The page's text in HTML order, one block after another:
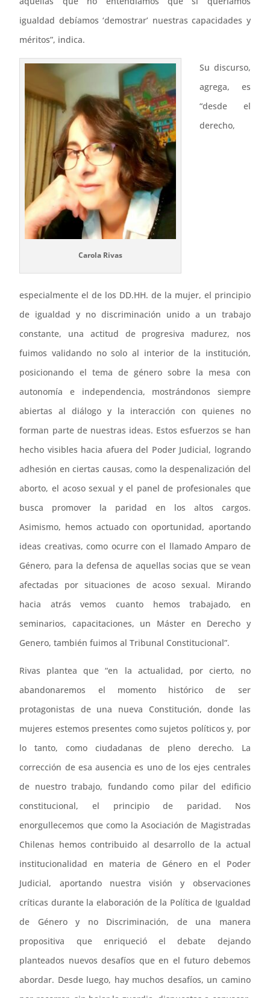
igualdad debíamos ‘demostrar’ nuestras capacidades y
méritos”, indica.
Carola Rivas
Su discurso,
agrega, es
“desde el
derecho,
especialmente el de los DD.HH. de la mujer, el principio
de igualdad y no discriminación unido a un trabajo
constante, una actitud de progresiva madurez, nos
fuimos validando no solo al interior de la institución,
posicionando el tema de género sobre la mesa con
autonomía e independencia, mostrándonos siempre
abiertas al diálogo y la interacción con quienes no
forman parte de nuestras ideas. Estos esfuerzos se han
hecho visibles hacia afuera del Poder Judicial, logrando
adhesión en ciertas causas, como la despenalización del
aborto, el acoso sexual y el panel de profesionales que
busca promover la paridad en los altos cargos.
Asimismo, hemos actuado con oportunidad, aportando
ideas creativas, como ocurre con el llamado Amparo de
Género, para la defensa de aquellas socias que se vean
afectadas por situaciones de acoso sexual. Mirando
hacia atrás vemos cuanto hemos trabajado, en
seminarios, capacitaciones, un Máster en Derecho y
Genero, también fuimos al Tribunal Constitucional”.
Rivas plantea que “en la actualidad, por cierto, no
abandonaremos el momento histórico de ser
protagonistas de una nueva Constitución, donde las
mujeres estemos presentes como sujetos políticos y, por
lo tanto, como ciudadanas de pleno derecho. La
corrección de esa ausencia es uno de los ejes centrales
de nuestro trabajo, fundando como pilar del edificio
constitucional, el principio de paridad. Nos
enorgullecemos que como la Asociación de Magistradas
Chilenas hemos contribuido al desarrollo de la actual
institucionalidad en materia de Género en el Poder
Judicial, aportando nuestra visión y observaciones
críticas durante la elaboración de la Política de Igualdad
de Género y no Discriminación, de una manera
propositiva que enriqueció el debate dejando
planteados nuevos desafíos que en el futuro debemos
abordar. Desde luego, hay muchos desafíos, un camino